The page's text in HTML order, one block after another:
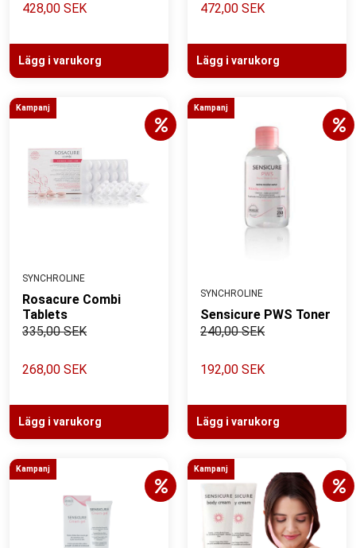
428,00 SEK
Lägg i varukorg
472,00 SEK
Lägg i varukorg
Kampanj
SYNCHROLINE
Rosacure Combi
Tablets
335,00 SEK
268,00 SEK
Lägg i varukorg
Kampanj
SYNCHROLINE
Sensicure PWS Toner
240,00 SEK
192,00 SEK
Lägg i varukorg
Kampanj Kampanj